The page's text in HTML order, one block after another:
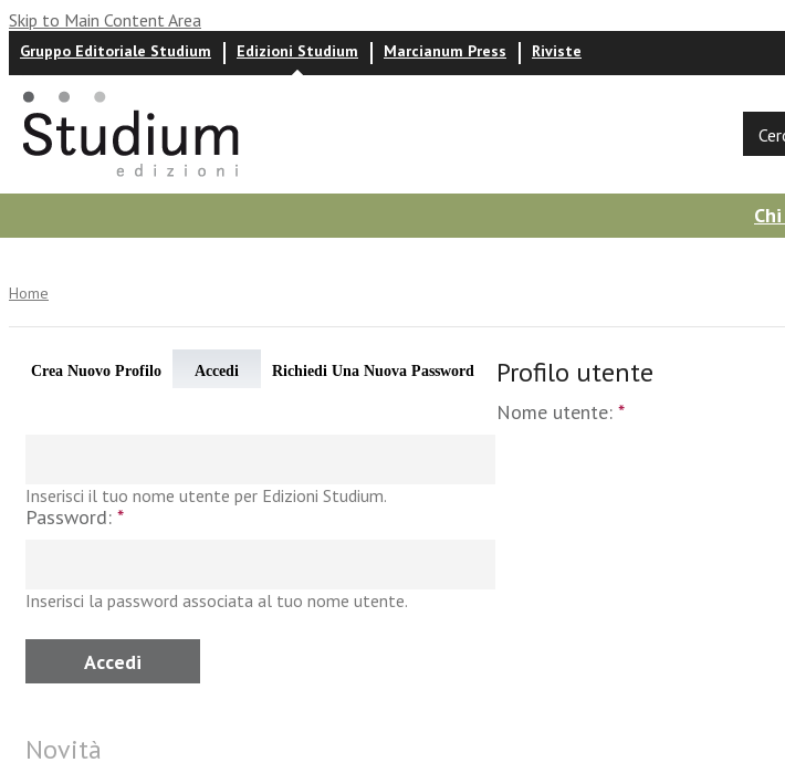
Skip to Main Content Area
Gruppo Editoriale Studium Edizioni Studium Marcianum Press Riviste
Home
Crea Nuovo Profilo Accedi Richiedi Una Nuova Password Profilo utente
Nome utente: *
Inserisci il tuo nome utente per Edizioni Studium.
Password: *
Inserisci la password associata al tuo nome utente.
Novità